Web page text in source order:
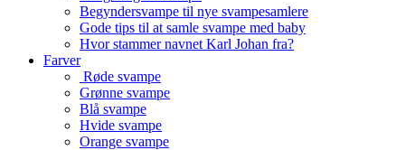
Begyndersvampe til nye svampesamlere
Gode tips til at samle svampe med baby
Hvor stammer navnet Karl Johan fra?
Farver
Røde svampe
Grønne svampe
Blå svampe
Hvide svampe
Orange svampe